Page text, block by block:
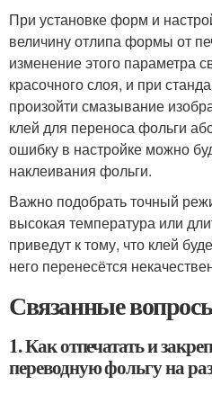
При установке форм и
величину отлипа формы от
изменение этого параметра
красочного слоя, и при
произойти смазывание
клей для переноса фольги
ошибку в настройке можно
наклеивания фольги.
Важно подобрать точный
высокая температура или
приведут к тому, что клей
него перенесётся
Связанные
1. Как отпечатать и
переводную фольгу на